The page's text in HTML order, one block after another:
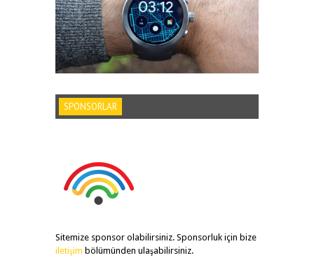
SPONSORLAR
Sitemize sponsor olabilirsiniz. Sponsorluk için bize
iletişim bölümünden ulaşabilirsiniz.